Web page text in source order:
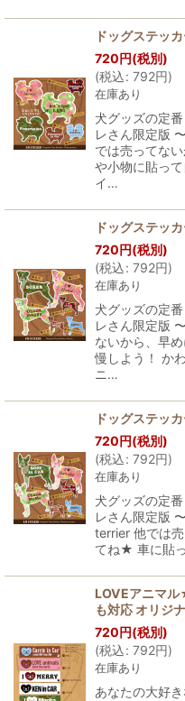
ドッグステッ
720円(税別)
(税込: 792円)
在庫あり
犬グッズの定
レさん限定版
では売ってな
や小物に貼っ
イ…
ドッグステッ
720円(税別)
(税込: 792円)
在庫あり
犬グッズの定
レさん限定版
ないから、早
慢しよう！ か
ニ…
ドッグステッ
720円(税別)
(税込: 792円)
在庫あり
犬グッズの定
レさん限定版
terrier 他では
てね★ 車に貼
LOVEアニマ
も対応 オリジ
720円(税別)
(税込: 792円)
在庫あり
あなたの大好